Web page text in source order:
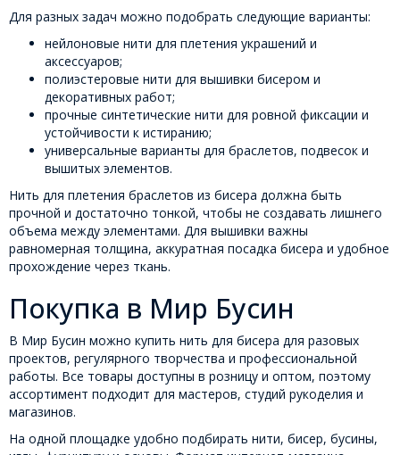
Для разных задач можно подобрать следующие варианты:
нейлоновые нити для плетения украшений и
аксессуаров;
полиэстеровые нити для вышивки бисером и
декоративных работ;
прочные синтетические нити для ровной фиксации и
устойчивости к истиранию;
универсальные варианты для браслетов, подвесок и
вышитых элементов.
Нить для плетения браслетов из бисера должна быть
прочной и достаточно тонкой, чтобы не создавать лишнего
объема между элементами. Для вышивки важны
равномерная толщина, аккуратная посадка бисера и удобное
прохождение через ткань.
Покупка в Мир Бусин
В Мир Бусин можно купить нить для бисера для разовых
проектов, регулярного творчества и профессиональной
работы. Все товары доступны в розницу и оптом, поэтому
ассортимент подходит для мастеров, студий рукоделия и
магазинов.
На одной площадке удобно подбирать нити, бисер, бусины,